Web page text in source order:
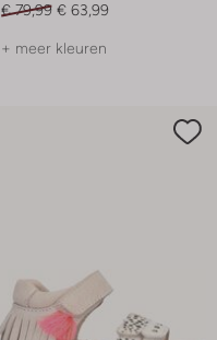
€ 79,99 € 63,99
+ meer kleuren